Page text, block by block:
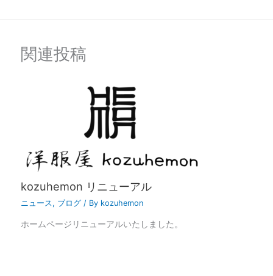
関連投稿
kozuhemon リニューアル
ニュース , ブログ / By kozuhemon
ホームページリニューアルいたしました。